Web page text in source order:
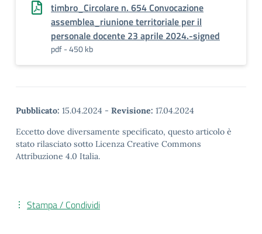
timbro_Circolare n. 654 Convocazione
assemblea_riunione territoriale per il
personale docente 23 aprile 2024.-signed
pdf - 450 kb
Pubblicato: 15.04.2024 - Revisione: 17.04.2024
Eccetto dove diversamente specificato, questo articolo è
stato rilasciato sotto Licenza Creative Commons
Attribuzione 4.0 Italia.
Stampa / Condividi